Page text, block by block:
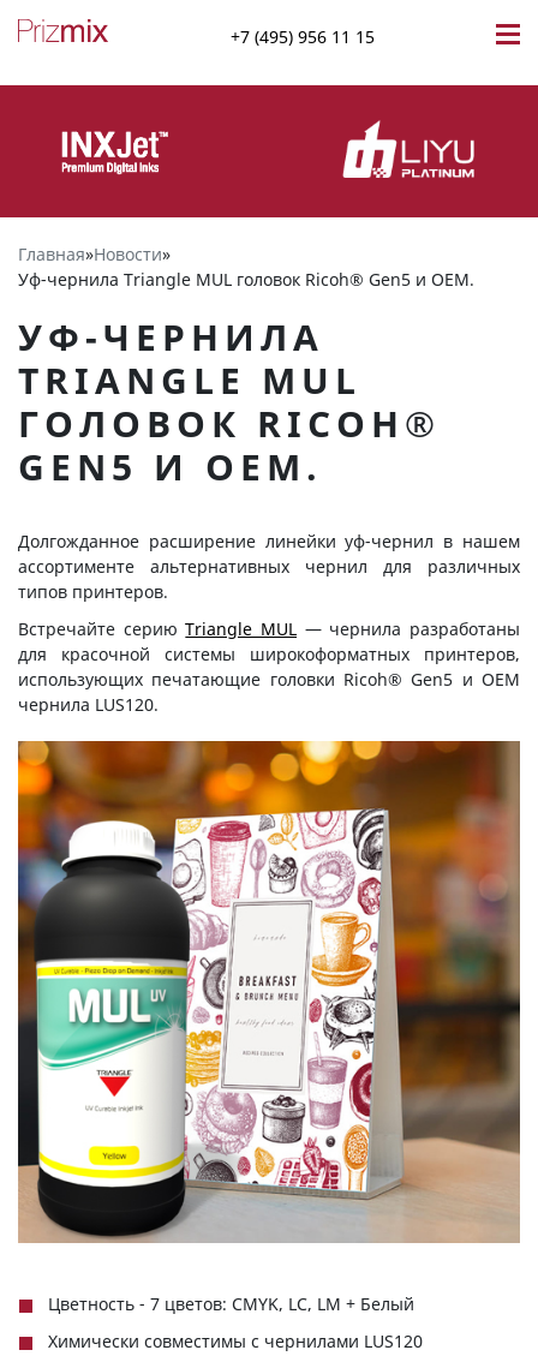
+7 (495) 956 11 15
Главная»Новости»
Уф-чернила Triangle MUL головок Ricoh® Gen5 и OEM.
УФ-ЧЕРНИЛА
TRIANGLE MUL
ГОЛОВОК RICOH®
GEN5 И OEM.
Долгожданное расширение линейки уф-чернил в нашем
ассортименте альтернативных чернил для различных
типов принтеров.
Встречайте сериюTriangle MUL — чернила разработаны
для красочной системы широкоформатных принтеров,
использующих печатающие головки Ricoh® Gen5 и OEM
чернила LUS120.
Цветность - 7 цветов: CMYK, LC, LM + Белый
Химически совместимы с чернилами LUS120